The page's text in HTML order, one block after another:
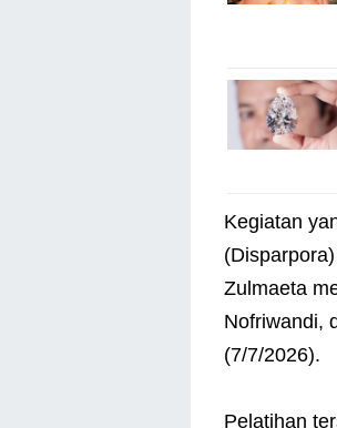
Kegiatan
Zulmaeta
Nofriwandi,
(7/7/2026).
Pelatihan